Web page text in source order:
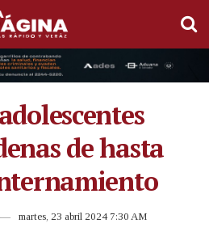
de hasta
martes, 23 abril 2024 7:30 AM